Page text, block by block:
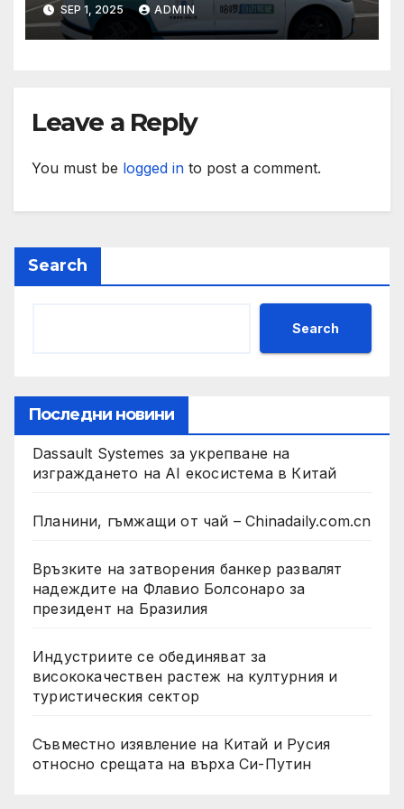
нужда от нашата подкрепа
и ние ще им я осигурим
SEP 1, 2025 ADMIN
Leave a Reply
You must be logged in to post a comment.
Search
Search
Последни новини
Dassault Systemes за укрепване на
изграждането на AI екосистема в Китай
Планини, гъмжащи от чай – Chinadaily.com.cn
Връзките на затворения банкер развалят
надеждите на Флавио Болсонаро за
президент на Бразилия
Индустриите се обединяват за
висококачествен растеж на културния и
туристическия сектор
Съвместно изявление на Китай и Русия
относно срещата на върха Си-Путин